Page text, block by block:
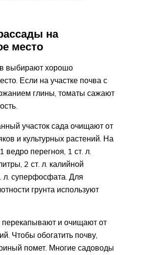
на
место
выбирают хорошо
Если на участке почва с
глины, томаты сажают
участок сада очищают от
и культурных растений. На
ведро перегноя, 1 ст. л.
2 ст. л. калийной
л. суперфосфата. Для
грунта используют
перекапывают и очищают от
Чтобы обогатить почву,
помет. Многие садоводы